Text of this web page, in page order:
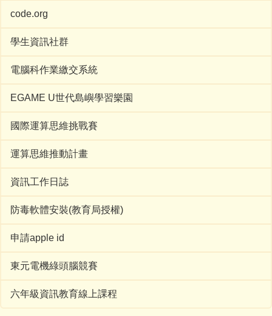
code.org
學生資訊社群
電腦科作業繳交系統
EGAME U世代島嶼學習樂園
國際運算思維挑戰賽
運算思維推動計畫
資訊工作日誌
防毒軟體安裝(教育局授權)
申請apple id
東元電機綠頭腦競賽
六年級資訊教育線上課程